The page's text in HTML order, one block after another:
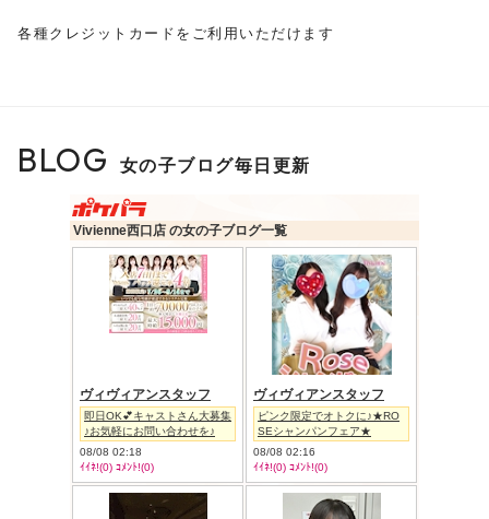
各種クレジットカードをご利用いただけます
BLOG 女の子ブログ毎日更新